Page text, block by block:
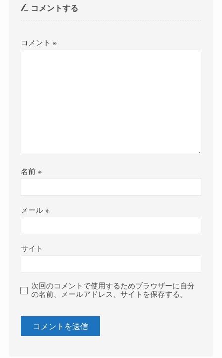
コメントする
コメント※
名前※
メール※
サイト
次回のコメントで使用するためブラウザーに自分
の名前、メールアドレス、サイトを保存する。